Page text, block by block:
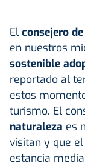
El consejero
en nuestros
sostenible
reportado al
estos
turismo. El
naturaleza es
visitan y que
estancia